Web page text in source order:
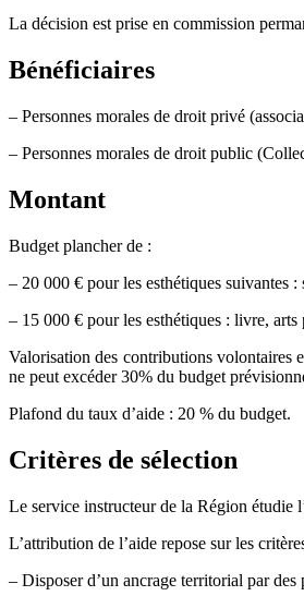
La décision est prise en commission
Bénéficiaires
– Personnes morales de droit privé
– Personnes morales de droit public
Montant
Budget plancher de :
– 20 000 € pour les esthétiques suivantes
– 15 000 € pour les esthétiques : livre,
Valorisation des contributions volontaires
ne peut excéder 30% du budget
Plafond du taux d’aide : 20 % du budget.
Critères de sélection
Le service instructeur de la Région étudie
L’attribution de l’aide repose sur les
– Disposer d’un ancrage territorial par